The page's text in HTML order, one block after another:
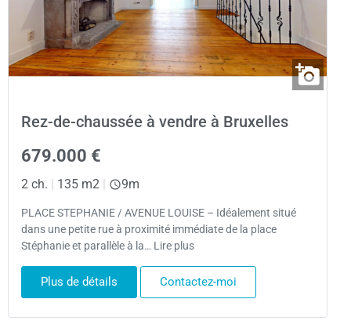
Rez-de-chaussée à vendre à Bruxelles
679.000 €
2 ch. | 135 m2 | 9m
PLACE STEPHANIE / AVENUE LOUISE – Idéalement situé
dans une petite rue à proximité immédiate de la place
Stéphanie et parallèle à la… Lire plus
Plus de détails Contactez-moi